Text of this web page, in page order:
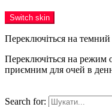
Switch skin
Переключіться на
Переключіться на режим
приємним для очей в
Search for: